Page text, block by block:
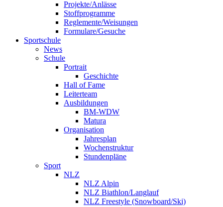
Projekte/Anlässe
Stoffprogramme
Reglemente/Weisungen
Formulare/Gesuche
Sportschule
News
Schule
Portrait
Geschichte
Hall of Fame
Leiterteam
Ausbildungen
BM-WDW
Matura
Organisation
Jahresplan
Wochenstruktur
Stundenpläne
Sport
NLZ
NLZ Alpin
NLZ Biathlon/Langlauf
NLZ Freestyle (Snowboard/Ski)